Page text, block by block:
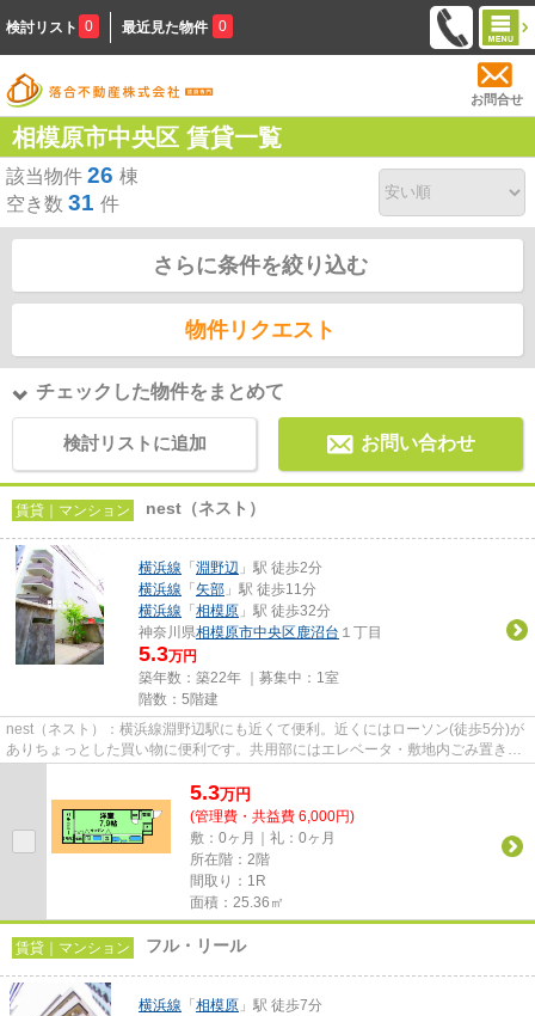
検討リスト 0 最近見た物件 0
お問合せ
相模原市中央区 賃貸一覧
該当物件 26 棟
空き数 31 件
さらに条件を絞り込む
物件リクエスト
チェックした物件をまとめて
検討リストに追加 お問い合わせ
賃貸｜マンション nest（ネスト）
横浜線 「 淵野辺 」駅 徒歩2分
横浜線 「 矢部 」駅 徒歩11分
横浜線 「 相模原 」駅 徒歩32分
神奈川県相模原市中央区鹿沼台 １丁目
5.3万円
築年数：築22年 ｜募集中： 1室
階数：5階建
nest（ネスト）：横浜線淵野辺駅にも近くて便利。近くにはローソン(徒歩5分)が
ありちょっとした買い物に便利です。共用部にはエレベータ・敷地内ごみ置き場
5.3万円
(管理費・共益費 6,000円)
敷：0ヶ月｜礼：0ヶ月
所在階：2階
間取り：1R
面積：25.36㎡
賃貸｜マンション フル・リール
横浜線 「 相模原 」駅 徒歩7分